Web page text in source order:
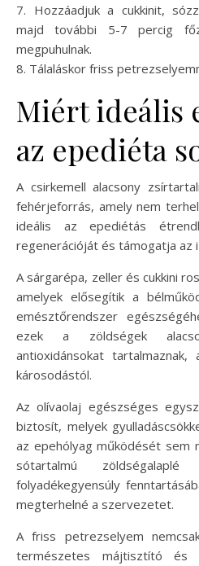
7. Hozzáadjuk a cukkinit,
majd további 5-7 percig
megpuhulnak.
8. Tálaláskor friss
Miért ideális
az epediéta
A csirkemell alacsony
fehérjeforrás, amely nem
ideális az epediétás
regenerációját és támogatja az
A sárgarépa, zeller és cukkini
amelyek elősegítik a
emésztőrendszer
ezek a zöldségek
antioxidánsokat
károsodástól.
Az olívaolaj egészséges
biztosít, melyek
az epehólyag működését sem
sótartalmú
folyadékegyensúly
megterhelné a szervezetet.
A friss petrezselyem
természetes májtisztító és